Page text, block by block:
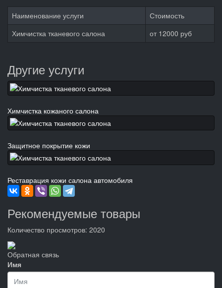
Наименование услуги
Стоимость
Химчистка тканевого салона
от 12000 руб
Другие услуги
Химчистка кожаного салона
Защитное покрытие кожи
Реставрация кожи салона автомобиля
Рекомендуемые товары
Количество просмотров: 2020
Обратная связь
Имя